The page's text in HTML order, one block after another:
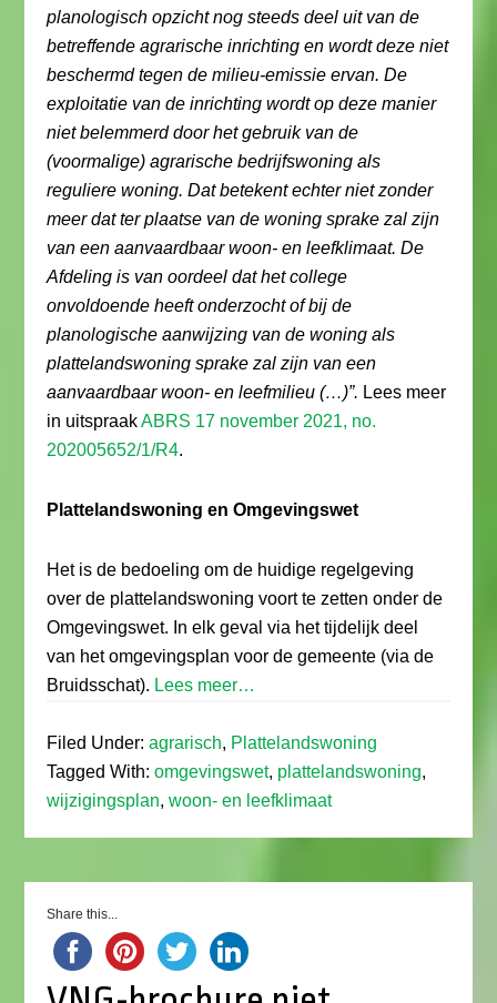
planologisch opzicht nog steeds deel uit van de
betreffende agrarische inrichting en wordt deze niet
beschermd tegen de milieu-emissie ervan. De
exploitatie van de inrichting wordt op deze manier
niet belemmerd door het gebruik van de
(voormalige) agrarische bedrijfswoning als
reguliere woning. Dat betekent echter niet zonder
meer dat ter plaatse van de woning sprake zal zijn
van een aanvaardbaar woon- en leefklimaat. De
Afdeling is van oordeel dat het college
onvoldoende heeft onderzocht of bij de
planologische aanwijzing van de woning als
plattelandswoning sprake zal zijn van een
aanvaardbaar woon- en leefmilieu (…)”. Lees meer
in uitspraakABRS 17 november 2021, no.
202005652/1/R4.
Plattelandswoning en Omgevingswet
Het is de bedoeling om de huidige regelgeving
over de plattelandswoning voort te zetten onder de
Omgevingswet. In elk geval via het tijdelijk deel
van het omgevingsplan voor de gemeente (via de
Bruidsschat). Lees meer…
Filed Under:agrarisch, Plattelandswoning
Tagged With:omgevingswet, plattelandswoning,
wijzigingsplan,woon- en leefklimaat
Share this...